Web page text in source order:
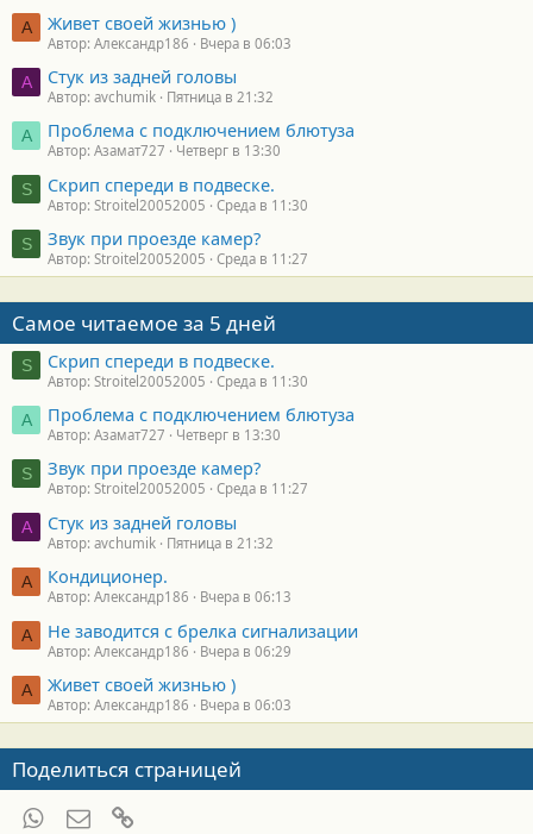
А Живет своей жизнью )
Автор: Александр186 Вчера в 06:03
A Стук из задней головы
Автор: avchumik Пятница в 21:32
А Проблема с подключением блютуза
Автор: Азамат727 Четверг в 13:30
S Скрип спереди в подвеске.
Автор: Stroitel20052005 Среда в 11:30
S Звук при проезде камер?
Автор: Stroitel20052005 Среда в 11:27
Самое читаемое за 5 дней
S Скрип спереди в подвеске.
Автор: Stroitel20052005 Среда в 11:30
А Проблема с подключением блютуза
Автор: Азамат727 Четверг в 13:30
S Звук при проезде камер?
Автор: Stroitel20052005 Среда в 11:27
A Стук из задней головы
Автор: avchumik Пятница в 21:32
А Кондиционер.
Автор: Александр186 Вчера в 06:13
А Не заводится с брелка сигнализации
Автор: Александр186 Вчера в 06:29
А Живет своей жизнью )
Автор: Александр186 Вчера в 06:03
Поделиться страницей
WhatsAppЭлектронная почта